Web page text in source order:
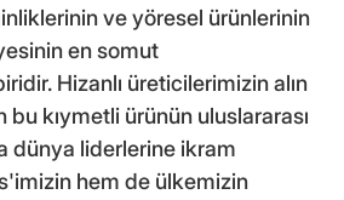
ve yöresel ürünlerinin
en somut
Hizanlı üreticilerimizin alın
bu kıymetli ürünün uluslararası
dünya liderlerine ikram
hem de ülkemizin